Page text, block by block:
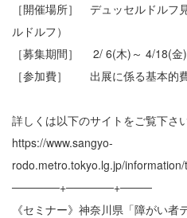
［開催場所］ デュッセルドルフ
ルドルフ）
［募集期間］ 2/ 6(木)～ 4/18(金
［参加費］ 出展に係る基本的
詳しくは以下のサイトをご覧下さ
https://www.sangyo-
rodo.metro.tokyo.lg.jp/
──────+──────+────
《セミナー》神奈川県「障がい